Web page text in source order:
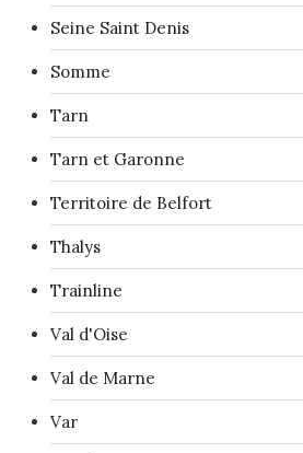
Seine Saint Denis
Somme
Tarn
Tarn et Garonne
Territoire de Belfort
Thalys
Trainline
Val d'Oise
Val de Marne
Var